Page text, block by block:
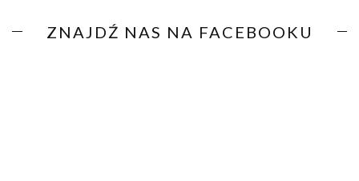
ZNAJDŹ NAS NA FACEBOOKU